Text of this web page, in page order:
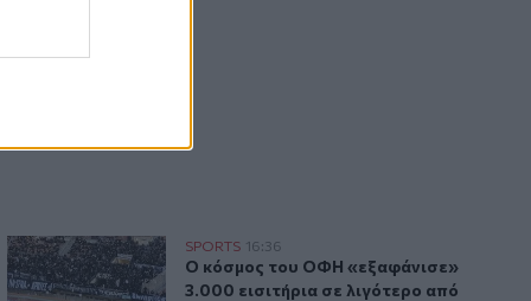
δεύτερη μέσα σε ένα 24ωρο
για την ΤΣΣΚΑ Σόφιας
Ο κόσμος του ΟΦΗ «εξαφάνισε» 3.000 εισιτήρια σε
SPORTS 16:36
Ο κόσμος του ΟΦΗ «εξαφάνισε» 3.000
Ο κόσμος του ΟΦΗ «εξαφάνισε»
3.000 εισιτήρια σε λιγότερο από